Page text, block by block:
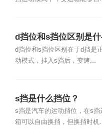
d挡位和s挡位区别是什
d挡位和s挡位区别在于d挡是
动模式，挂入s挡后，变速...
s挡是什么挡位？
s挡是汽车的运动挡位，在s挡
箱可以自由换挡，但换挡时机